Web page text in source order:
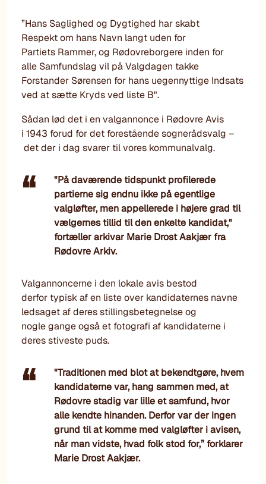
”Hans Saglighed og Dygtighed har skabt
Respekt om hans Navn langt uden for
Partiets Rammer, og Rødovreborgere inden for
alle Samfundslag vil på Valgdagen takke
Forstander Sørensen for hans uegennyttige Indsats
ved at sætte Kryds ved liste B".
Sådan lød det i en valgannonce i Rødovre Avis
i 1943 forud for det forestående sognerådsvalg –
det der i dag svarer til vores kommunalvalg.
"På daværende tidspunkt profilerede
partierne sig endnu ikke på egentlige
valgløfter, men appellerede i højere grad til
vælgernes tillid til den enkelte kandidat,"
fortæller arkivar Marie Drost Aakjær fra
Rødovre Arkiv.
Valgannoncerne i den lokale avis bestod
derfor typisk af en liste over kandidaternes navne
ledsaget af deres stillingsbetegnelse og
nogle gange også et fotografi af kandidaterne i
deres stiveste puds.
"Traditionen med blot at bekendtgøre, hvem
kandidaterne var, hang sammen med, at
Rødovre stadig var lille et samfund, hvor
alle kendte hinanden. Derfor var der ingen
grund til at komme med valgløfter i avisen,
når man vidste, hvad folk stod for,” forklarer
Marie Drost Aakjær.